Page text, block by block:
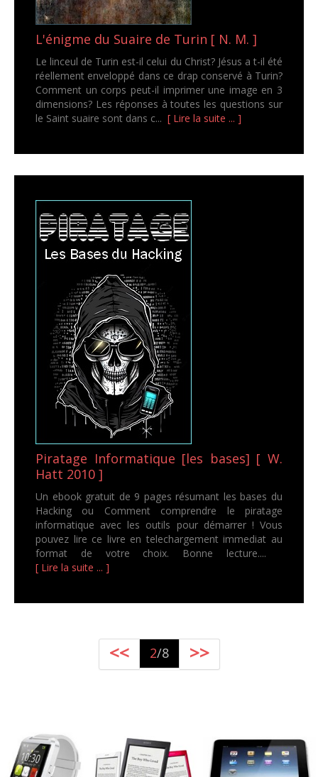
L'énigme du Suaire de Turin [ N. M. ]
Le linceul de Turin est-il celui du Christ? Jésus a t-il été
réellement enveloppé dans ce drap conservé à Turin?
Comment un corps peut-il imprimer une image en 3
dimensions? Les réponses à toutes les questions sur
le Saint suaire sont dans c... [ Lire la suite ... ]
Piratage Informatique [les bases] [ W.
Hatt 2010 ]
Un ebook gratuit de 9 pages résumant les bases du
Hacking ou Comment comprendre le piratage
informatique avec les outils pour démarrer ! Vous
pouvez lire ce livre en telechargement immediat au
format de votre choix. Bonne lecture....
[ Lire la suite ... ]
<< 2/8 >>